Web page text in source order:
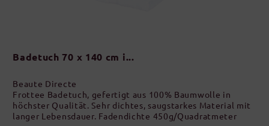
Badetuch 70 x 140 cm i...
Beaute Directe
Frottee Badetuch, gefertigt aus 100% Baumwolle in
höchster Qualität. Sehr dichtes, saugstarkes Material mit
langer Lebensdauer. Fadendichte 450g/Quadratmeter